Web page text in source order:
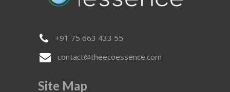
+91 75 663 433 55
contact@theecoessence.com
Site Map